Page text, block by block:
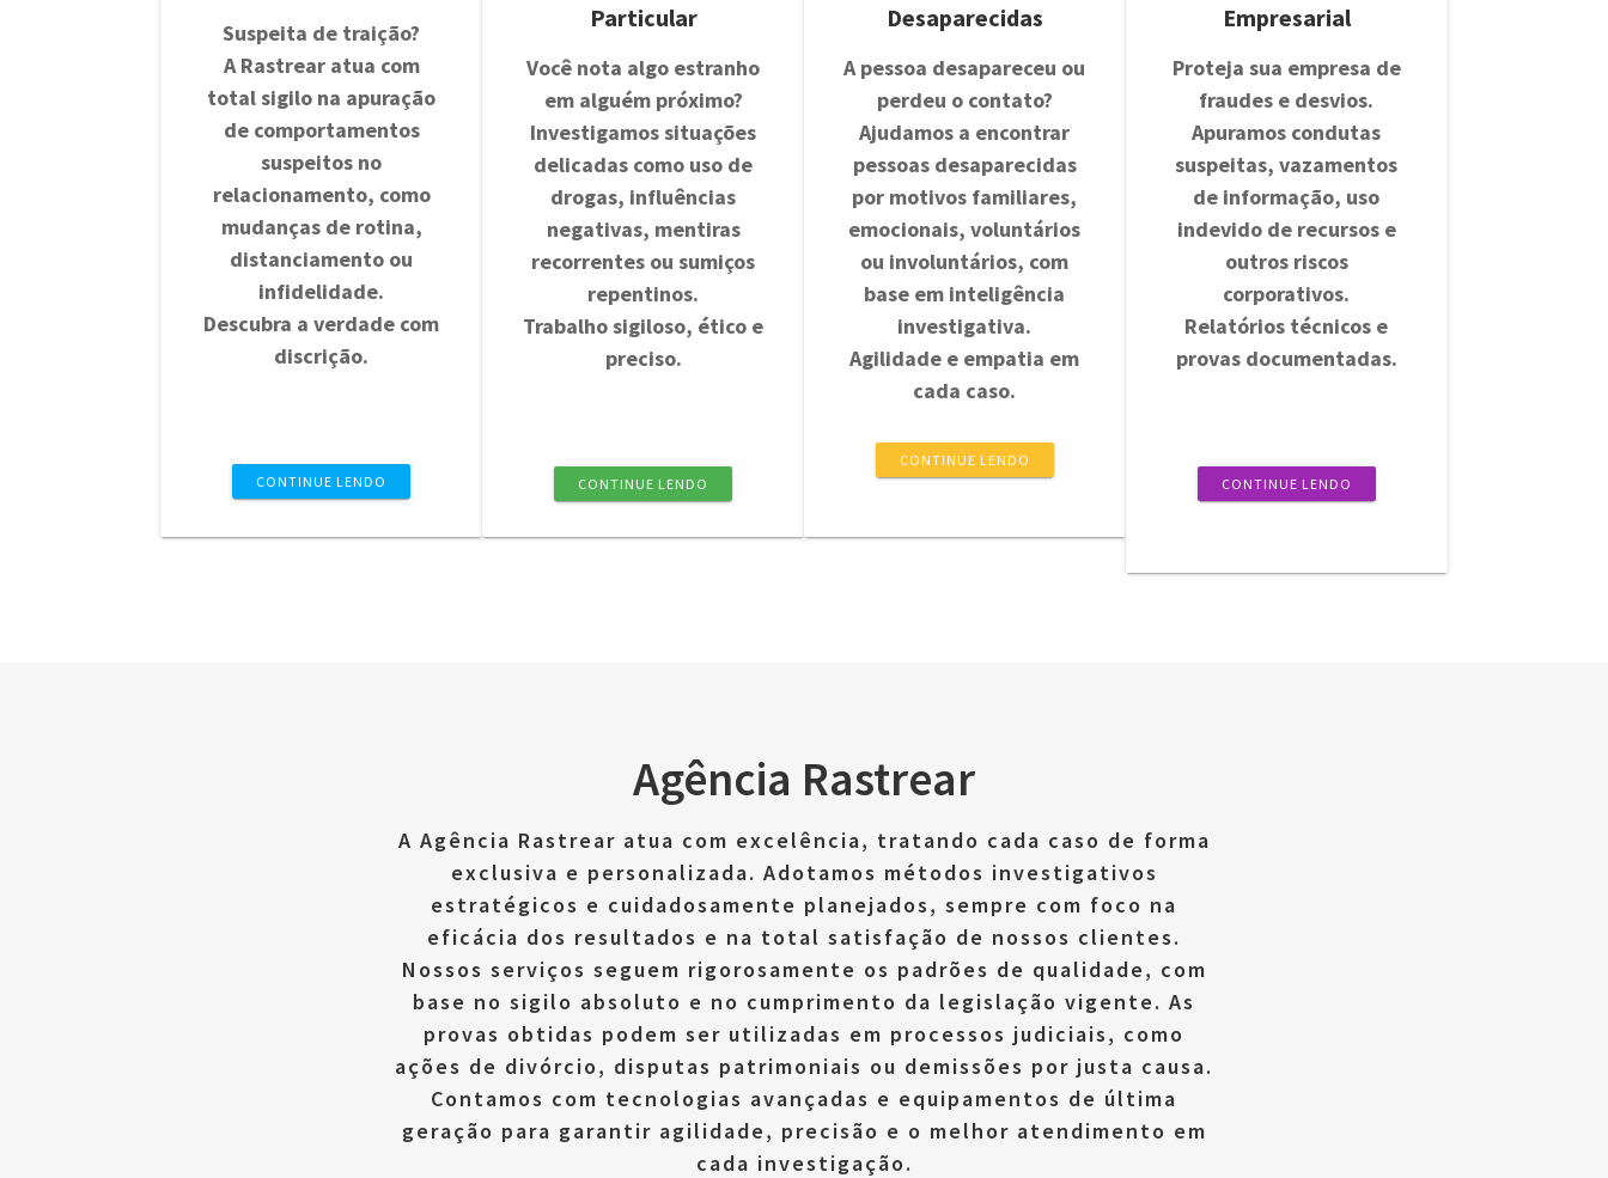
Suspeita de traição?
A Rastrear atua com
total sigilo na apuração
de comportamentos
suspeitos no
relacionamento, como
mudanças de rotina,
distanciamento ou
infidelidade.
Descubra a verdade com
discrição.
CONTINUE LENDO
Particular
Você nota algo estranho
em alguém próximo?
Investigamos situações
delicadas como uso de
drogas, influências
negativas, mentiras
recorrentes ou sumiços
repentinos.
Trabalho sigiloso, ético e
preciso.
CONTINUE LENDO
Desaparecidas
A pessoa desapareceu ou
perdeu o contato?
Ajudamos a encontrar
pessoas desaparecidas
por motivos familiares,
emocionais, voluntários
ou involuntários, com
base em inteligência
investigativa.
Agilidade e empatia em
cada caso.
CONTINUE LENDO
Empresarial
Proteja sua empresa de
fraudes e desvios.
Apuramos condutas
suspeitas, vazamentos
de informação, uso
indevido de recursos e
outros riscos
corporativos.
Relatórios técnicos e
provas documentadas.
CONTINUE LENDO
Agência Rastrear
A Agência Rastrear atua com excelência, tratando cada caso de forma
exclusiva e personalizada. Adotamos métodos investigativos
estratégicos e cuidadosamente planejados, sempre com foco na
eficácia dos resultados e na total satisfação de nossos clientes.
Nossos serviços seguem rigorosamente os padrões de qualidade, com
base no sigilo absoluto e no cumprimento da legislação vigente. As
provas obtidas podem ser utilizadas em processos judiciais, como
ações de divórcio, disputas patrimoniais ou demissões por justa causa.
Contamos com tecnologias avançadas e equipamentos de última
geração para garantir agilidade, precisão e o melhor atendimento em
cada investigação.